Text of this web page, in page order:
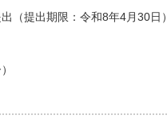
（提出期限：令和8年4月30日）